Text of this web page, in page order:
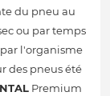
du pneu au
ou par temps
par l'organisme
des pneus été
Premium